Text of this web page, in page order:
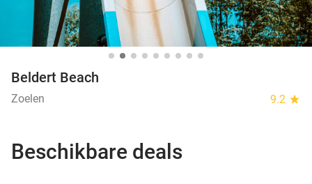
Beldert Beach
Zoelen 9.2 star
Beschikbare deals